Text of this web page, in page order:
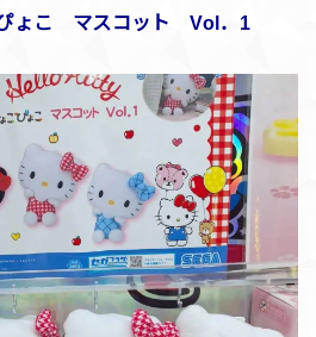
ょこ マスコット Vol．1